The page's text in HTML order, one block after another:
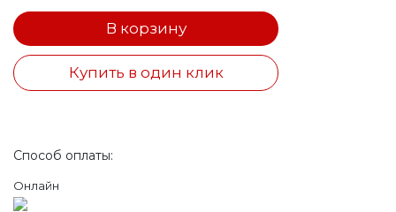
В корзину
Купить в один клик
Способ оплаты:
Онлайн